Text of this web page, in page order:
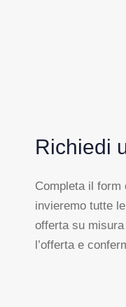
Richiedi
Completa il form
invieremo tutte
offerta su
l’offerta e